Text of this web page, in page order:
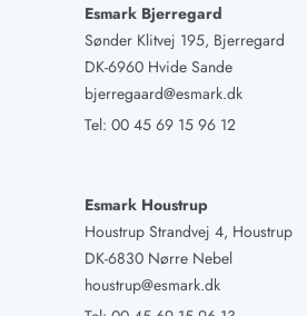
Esmark Bjerregard
Sønder Klitvej 195, Bjerregard
DK-6960 Hvide Sande
bjerregaard@esmark.dk
Tel: 00 45 69 15 96 12
Esmark Houstrup
Houstrup Strandvej 4, Houstrup
DK-6830 Nørre Nebel
houstrup@esmark.dk